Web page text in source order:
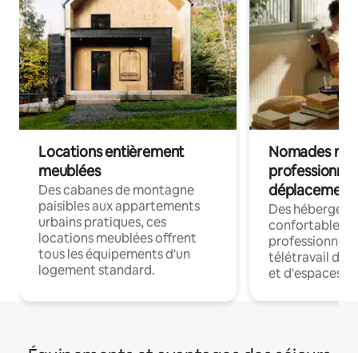
Locations entièrement
meublées
Des cabanes de montagne
paisibles aux appartements
urbains pratiques, ces
locations meublées offrent
tous les équipements d'un
logement standard.
Nomades
déplacement
Des
confortables
professionnels
télétravail
et d'espaces